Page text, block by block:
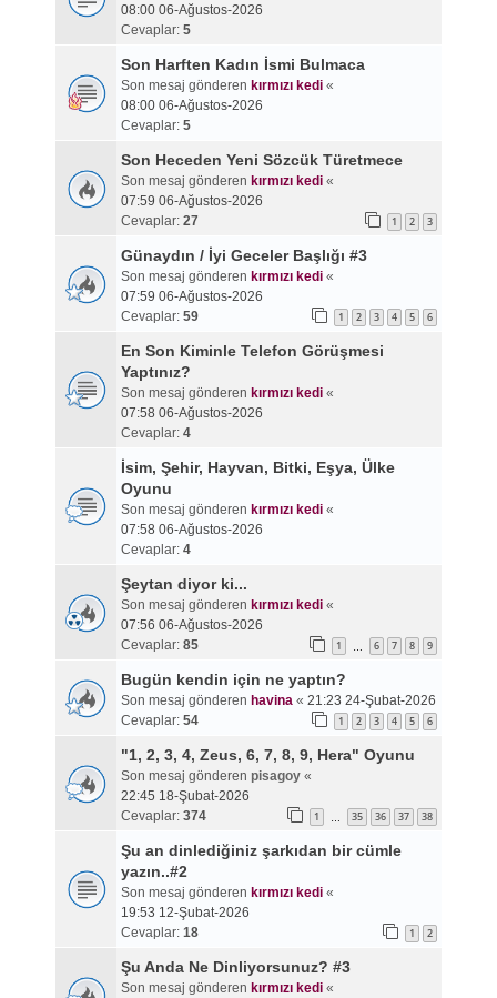
08:00 06-Ağustos-2026
Cevaplar: 5
Son Harften Kadın İsmi Bulmaca
Son mesaj gönderen kırmızı kedi«
08:00 06-Ağustos-2026
Cevaplar: 5
Son Heceden Yeni Sözcük Türetmece
Son mesaj gönderen kırmızı kedi«
07:59 06-Ağustos-2026
Cevaplar: 27 1 2 3
Günaydın / İyi Geceler Başlığı #3
Son mesaj gönderen kırmızı kedi«
07:59 06-Ağustos-2026
Cevaplar: 59 1 2 3 4 5 6
En Son Kiminle Telefon Görüşmesi
Yaptınız?
Son mesaj gönderen kırmızı kedi«
07:58 06-Ağustos-2026
Cevaplar: 4
İsim, Şehir, Hayvan, Bitki, Eşya, Ülke
Oyunu
Son mesaj gönderen kırmızı kedi«
07:58 06-Ağustos-2026
Cevaplar: 4
Şeytan diyor ki...
Son mesaj gönderen kırmızı kedi«
07:56 06-Ağustos-2026
Cevaplar: 85 1 … 6 7 8 9
Bugün kendin için ne yaptın?
Son mesaj gönderen havina« 21:23 24-Şubat-2026
Cevaplar: 54 1 2 3 4 5 6
"1, 2, 3, 4, Zeus, 6, 7, 8, 9, Hera" Oyunu
Son mesaj gönderen pisagoy«
22:45 18-Şubat-2026
Cevaplar: 374 1 … 35 36 37 38
Şu an dinlediğiniz şarkıdan bir cümle
yazın..#2
Son mesaj gönderen kırmızı kedi«
19:53 12-Şubat-2026
Cevaplar: 18 1 2
Şu Anda Ne Dinliyorsunuz? #3
Son mesaj gönderen kırmızı kedi«